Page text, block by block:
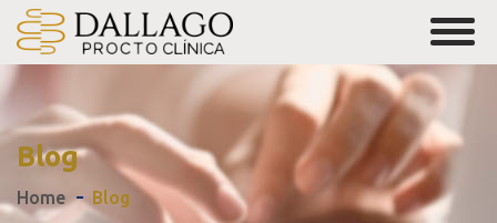
Blog
Home Blog